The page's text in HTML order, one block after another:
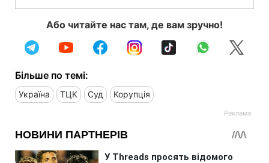
Або читайте нас там, де вам зручно!
Більше по темі:
Україна ТЦК Суд Корупція